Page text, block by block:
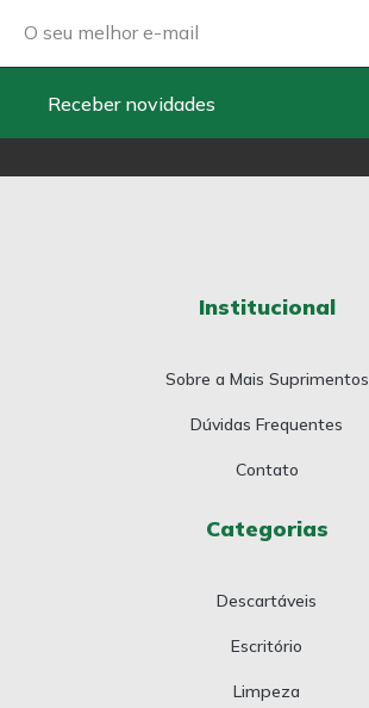
Receber novidades
Institucional
Sobre a Mais Suprimentos
Dúvidas Frequentes
Contato
Categorias
Descartáveis
Escritório
Limpeza